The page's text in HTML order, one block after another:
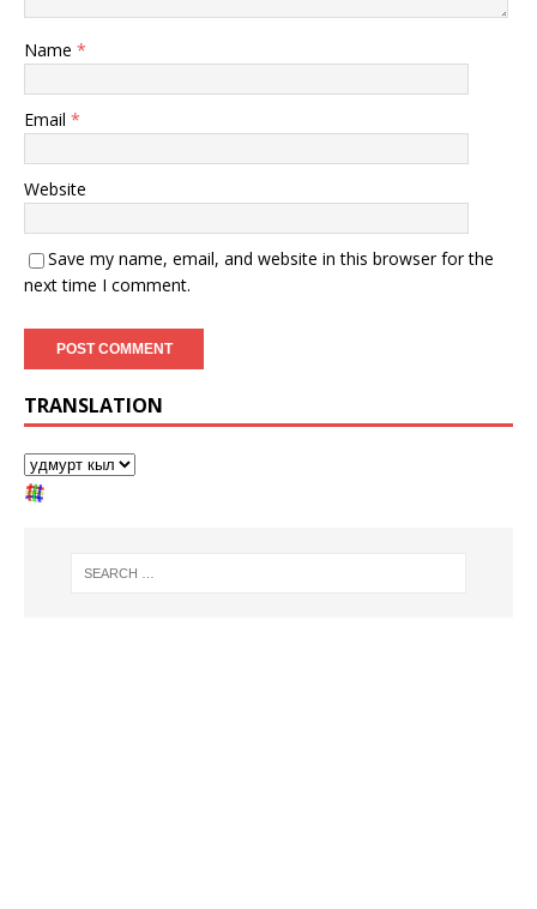
Name *
Email *
Website
Save my name, email, and website in this browser for the
next time I comment.
TRANSLATION